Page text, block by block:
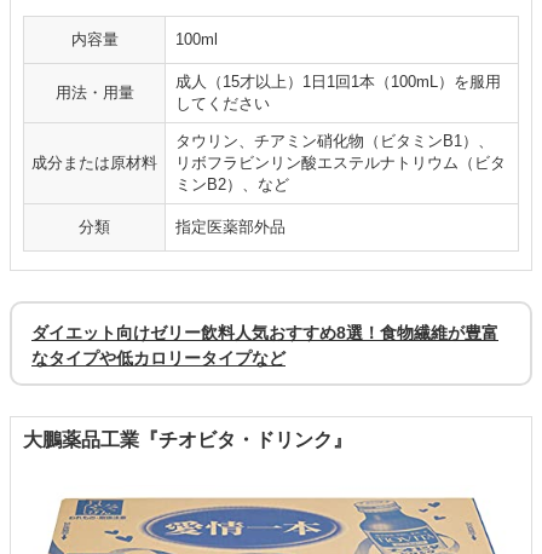
内容量 100ml
用法・用量
成人（15才以上）1日1回1本（100mL）を服用
してください
成分または原材料
タウリン、チアミン硝化物（ビタミンB1）、
リボフラビンリン酸エステルナトリウム（ビタ
ミンB2）、など
分類 指定医薬部外品
ダイエット向けゼリー飲料人気おすすめ8選！食物繊維が豊富
なタイプや低カロリータイプなど
大鵬薬品工業『チオビタ・ドリンク』